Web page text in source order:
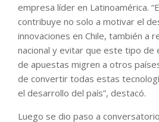
empresa líder en Latinoamérica.
contribuye no solo a motivar el
innovaciones en Chile, también a
nacional y evitar que este tipo de
de apuestas migren a otros
de convertir todas estas
el desarrollo del país”, destacó.
Luego se dio paso a